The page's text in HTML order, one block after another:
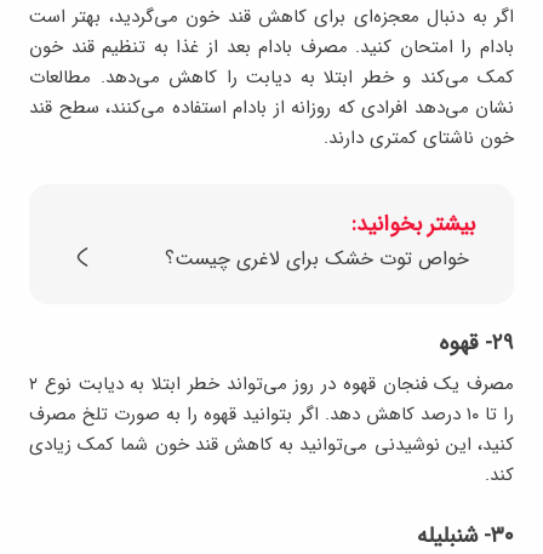
اگر به دنبال معجزه‌ای برای کاهش قند خون می‌گردید، بهتر است
بادام را امتحان کنید. مصرف بادام بعد از غذا به تنظیم قند خون
کمک می‌کند و خطر ابتلا به دیابت را کاهش می‌دهد. مطالعات
نشان می‌دهد افرادی که روزانه از بادام استفاده می‌کنند، سطح قند
خون ناشتای کمتری دارند.
بیشتر بخوانید:
خواص توت خشک برای لاغری چیست؟
۲۹- قهوه
مصرف یک فنجان قهوه در روز می‌تواند خطر ابتلا به دیابت نوع ۲
را تا ۱۰ درصد کاهش دهد. اگر بتوانید قهوه را به صورت تلخ مصرف
کنید، این نوشیدنی می‌توانید به کاهش قند خون شما کمک زیادی
کند.
۳۰- شنبلیله